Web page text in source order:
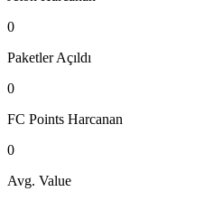
0
Paketler Açıldı
0
FC Points Harcanan
0
Avg. Value